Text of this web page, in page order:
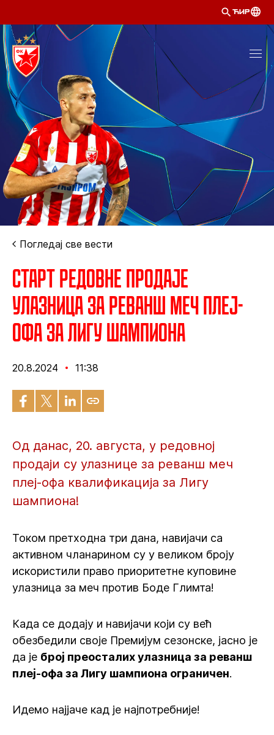
ЋИР
Погледај све вести
Старт редовне продаје
улазница за реванш меч плеј-
офа за Лигу шампиона
20.8.2024 11:38
Од данас, 20. августа, у редовној
продаји су улазнице за реванш меч
плеј-офа квалификација за Лигу
шампиона!
Током претходна три дана, навијачи са
активном чланарином су у великом броју
искористили право приоритетне куповине
улазница за меч против Боде Глимта!
Када се додају и навијачи који су већ
обезбедили своје Премијум сезонске, јасно је
да је број преосталих улазница за реванш
плеј-офа за Лигу шампиона ограничен.
Идемо најјаче кад је најпотребније!